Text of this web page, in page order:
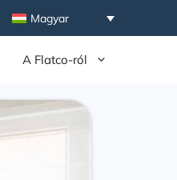
Magyar
A Flatco-ról